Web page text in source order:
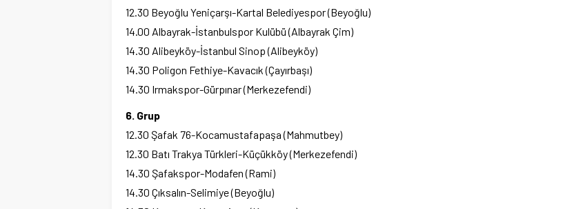
12.30 Beyoğlu Yeniçarşı-Kartal Belediyespor (Beyoğlu)
14.00 Albayrak-İstanbulspor Kulübü (Albayrak Çim)
14.30 Alibeyköy-İstanbul Sinop (Alibeyköy)
14.30 Poligon Fethiye-Kavacık (Çayırbaşı)
14.30 Irmakspor-Gürpınar (Merkezefendi)
6. Grup
12.30 Şafak 76-Kocamustafapaşa (Mahmutbey)
12.30 Batı Trakya Türkleri-Küçükköy (Merkezefendi)
14.30 Şafakspor-Modafen (Rami)
14.30 Çıksalın-Selimiye (Beyoğlu)